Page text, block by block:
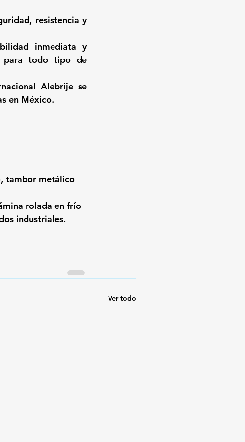
resistencia y
inmediata y
para todo tipo de
Alebrije se
en México.
tambor metálico
rolada en frío
industriales.
Ver todo